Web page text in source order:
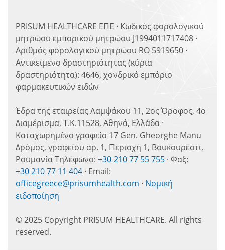
PRISUM HEALTHCARE ΕΠΕ · Κωδικός φορολογικού
μητρώου εμπορικού μητρώου J1994011717408 ·
Αριθμός φορολογικού μητρώου RO 5919650 ·
Αντικείμενο δραστηριότητας (κύρια
δραστηριότητα): 4646, χονδρικό εμπόριο
φαρμακευτικών ειδών
Έδρα της εταιρείας Λαμψάκου 11, 2ος Όροφος, 4ο
Διαμέρισμα, Τ.Κ.11528, Αθηνά, Ελλάδα ·
Καταχωρημένο γραφείο 17 Gen. Gheorghe Manu
Δρόμος, γραφείου αρ. 1, Περιοχή 1, Βουκουρέστι,
Ρουμανία Τηλέφωνο: +30 210 77 55 755 · Φαξ:
+30 210 77 11 404 · Email:
officegreece@prisumhealth.com · Νομική
ειδοποίηση
© 2025 Copyright PRISUM HEALTHCARE. All rights
reserved.